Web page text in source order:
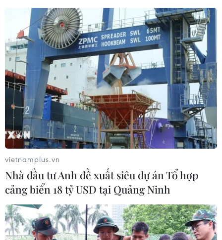
vietnamplus.vn
Nhà đầu tư Anh đề xuất siêu dự án Tổ hợp
cảng biển 18 tỷ USD tại Quảng Ninh